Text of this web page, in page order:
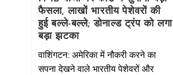
फैसला, लाखों भारतीय पेशेवरों की
हुई बल्ले-बल्ले; डोनाल्ड ट्रंप को लगा
बड़ा झटका
वाशिंगटन: अमेरिका में नौकरी करने का
सपना देखने वाले भारतीय पेशेवरों और